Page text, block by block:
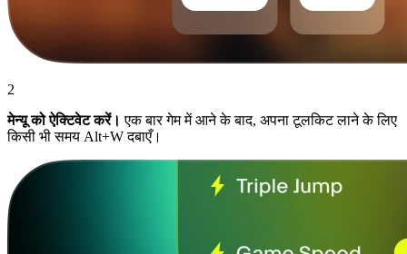
2
मेन्यू को ऐक्टिवेट करें। एक बार गेम में आने के बाद, अपना टूलकिट लाने के लिए
किसी भी समय Alt+W दबाएँ।